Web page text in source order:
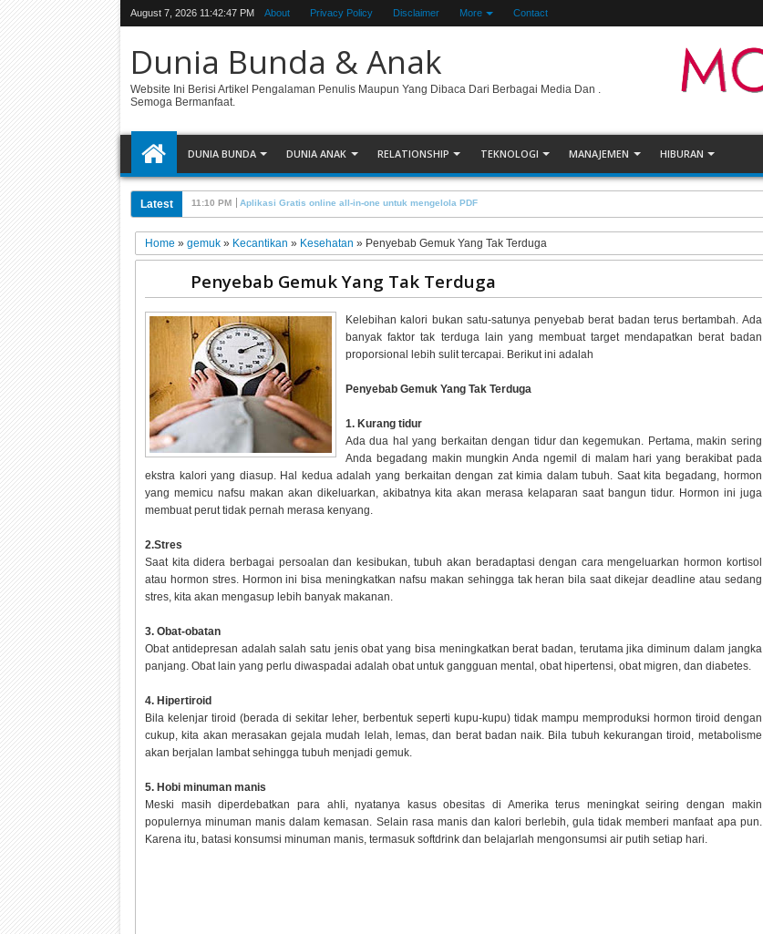
August 7, 2026 11:42:47 PM About Privacy Policy Disclaimer More Contact
Dunia Bunda & Anak
Website Ini Berisi Artikel Pengalaman Penulis Maupun Yang Dibaca Dari Berbagai Media Dan .
Semoga Bermanfaat.
DUNIA BUNDA DUNIA ANAK RELATIONSHIP TEKNOLOGI MANAJEMEN HIBURAN
Latest 11:42 PM Cara Agar Blog tidak bisa di Copy Paste
Home»gemuk» Kecantikan» Kesehatan» Penyebab Gemuk Yang Tak Terduga
Penyebab Gemuk Yang Tak Terduga
Kelebihan kalori bukan satu-satunya penyebab berat badan terus bertambah. Ada
banyak faktor tak terduga lain yang membuat target mendapatkan berat badan
proporsional lebih sulit tercapai. Berikut ini adalah
Penyebab Gemuk Yang Tak Terduga
1. Kurang tidur
Ada dua hal yang berkaitan dengan tidur dan kegemukan. Pertama, makin sering
Anda begadang makin mungkin Anda ngemil di malam hari yang berakibat pada
ekstra kalori yang diasup. Hal kedua adalah yang berkaitan dengan zat kimia dalam tubuh. Saat kita begadang, hormon
yang memicu nafsu makan akan dikeluarkan, akibatnya kita akan merasa kelaparan saat bangun tidur. Hormon ini juga
membuat perut tidak pernah merasa kenyang.
2.Stres
Saat kita didera berbagai persoalan dan kesibukan, tubuh akan beradaptasi dengan cara mengeluarkan hormon kortisol
atau hormon stres. Hormon ini bisa meningkatkan nafsu makan sehingga tak heran bila saat dikejar deadline atau sedang
stres, kita akan mengasup lebih banyak makanan.
3. Obat-obatan
Obat antidepresan adalah salah satu jenis obat yang bisa meningkatkan berat badan, terutama jika diminum dalam jangka
panjang. Obat lain yang perlu diwaspadai adalah obat untuk gangguan mental, obat hipertensi, obat migren, dan diabetes.
4. Hipertiroid
Bila kelenjar tiroid (berada di sekitar leher, berbentuk seperti kupu-kupu) tidak mampu memproduksi hormon tiroid dengan
cukup, kita akan merasakan gejala mudah lelah, lemas, dan berat badan naik. Bila tubuh kekurangan tiroid, metabolisme
akan berjalan lambat sehingga tubuh menjadi gemuk.
5. Hobi minuman manis
Meski masih diperdebatkan para ahli, nyatanya kasus obesitas di Amerika terus meningkat seiring dengan makin
populernya minuman manis dalam kemasan. Selain rasa manis dan kalori berlebih, gula tidak memberi manfaat apa pun.
Karena itu, batasi konsumsi minuman manis, termasuk softdrink dan belajarlah mengonsumsi air putih setiap hari.